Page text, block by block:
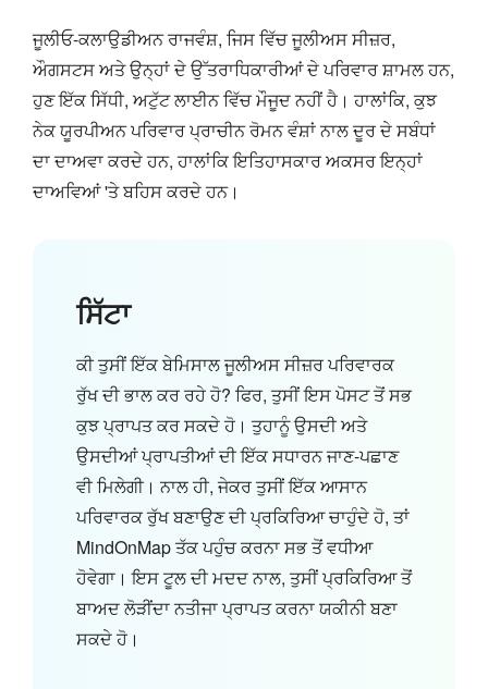
ਜੂਲੀਓ-ਕਲਾਉਡੀਅਨ ਰਾਜਵੰਸ਼, ਜਿਸ ਵਿੱਚ ਜੂਲੀਅਸ ਸੀਜ਼ਰ,
ਔਗਸਟਸ ਅਤੇ ਉਨ੍ਹਾਂ ਦੇ ਉੱਤਰਾਧਿਕਾਰੀਆਂ ਦੇ ਪਰਿਵਾਰ ਸ਼ਾਮਲ ਹਨ,
ਹੁਣ ਇੱਕ ਸਿੱਧੀ, ਅਟੁੱਟ ਲਾਈਨ ਵਿੱਚ ਮੌਜੂਦ ਨਹੀਂ ਹੈ। ਹਾਲਾਂਕਿ, ਕੁਝ
ਨੇਕ ਯੂਰਪੀਅਨ ਪਰਿਵਾਰ ਪ੍ਰਾਚੀਨ ਰੋਮਨ ਵੰਸ਼ਾਂ ਨਾਲ ਦੂਰ ਦੇ ਸਬੰਧਾਂ
ਦਾ ਦਾਅਵਾ ਕਰਦੇ ਹਨ, ਹਾਲਾਂਕਿ ਇਤਿਹਾਸਕਾਰ ਅਕਸਰ ਇਨ੍ਹਾਂ
ਦਾਅਵਿਆਂ 'ਤੇ ਬਹਿਸ ਕਰਦੇ ਹਨ।
ਸਿੱਟਾ
ਕੀ ਤੁਸੀਂ ਇੱਕ ਬੇਮਿਸਾਲ ਜੂਲੀਅਸ ਸੀਜ਼ਰ ਪਰਿਵਾਰਕ
ਰੁੱਖ ਦੀ ਭਾਲ ਕਰ ਰਹੇ ਹੋ? ਫਿਰ, ਤੁਸੀਂ ਇਸ ਪੋਸਟ ਤੋਂ ਸਭ
ਕੁਝ ਪ੍ਰਾਪਤ ਕਰ ਸਕਦੇ ਹੋ। ਤੁਹਾਨੂੰ ਉਸਦੀ ਅਤੇ
ਉਸਦੀਆਂ ਪ੍ਰਾਪਤੀਆਂ ਦੀ ਇੱਕ ਸਧਾਰਨ ਜਾਣ-ਪਛਾਣ
ਵੀ ਮਿਲੇਗੀ। ਨਾਲ ਹੀ, ਜੇਕਰ ਤੁਸੀਂ ਇੱਕ ਆਸਾਨ
ਪਰਿਵਾਰਕ ਰੁੱਖ ਬਣਾਉਣ ਦੀ ਪ੍ਰਕਿਰਿਆ ਚਾਹੁੰਦੇ ਹੋ, ਤਾਂ
MindOnMap ਤੱਕ ਪਹੁੰਚ ਕਰਨਾ ਸਭ ਤੋਂ ਵਧੀਆ
ਹੋਵੇਗਾ। ਇਸ ਟੂਲ ਦੀ ਮਦਦ ਨਾਲ, ਤੁਸੀਂ ਪ੍ਰਕਿਰਿਆ ਤੋਂ
ਬਾਅਦ ਲੋੜੀਂਦਾ ਨਤੀਜਾ ਪ੍ਰਾਪਤ ਕਰਨਾ ਯਕੀਨੀ ਬਣਾ
ਸਕਦੇ ਹੋ।